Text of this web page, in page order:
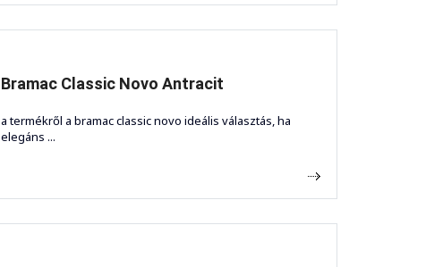
Bramac Classic Novo Antracit
a termékről a bramac classic novo ideális választás, ha
elegáns ...